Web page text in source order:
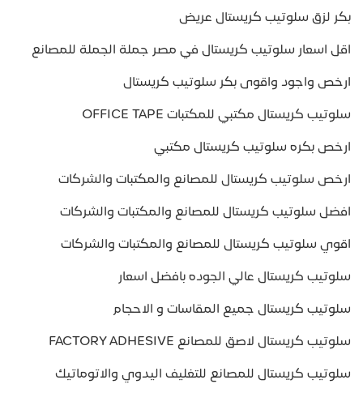
بكر لزق سلوتيب كريستال عريض
اقل اسعار سلوتيب كريستال في مصر جملة الجملة للمصانع
ارخص واجود واقوى بكر سلوتيب كريستال
سلوتيب كريستال مكتبي للمكتبات OFFICE TAPE
ارخص بكره سلوتيب كريستال مكتبي
ارخص سلوتيب كريستال للمصانع والمكتبات والشركات
افضل سلوتيب كريستال للمصانع والمكتبات والشركات
اقوي سلوتيب كريستال للمصانع والمكتبات والشركات
سلوتيب كريستال عالي الجوده بافضل اسعار
سلوتيب كريستال جميع المقاسات و الاحجام
سلوتيب كريستال لاصق للمصانع FACTORY ADHESIVE
سلوتيب كريستال للمصانع للتغليف اليدوي والاتوماتيك